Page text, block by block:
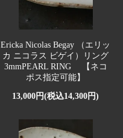
Ericka Nicolas Begay （エリッ
カ ニコラス ビゲイ）リング
3mmPEARL RING 【ネコ
ポス指定可能】
13,000円(税込14,300円)